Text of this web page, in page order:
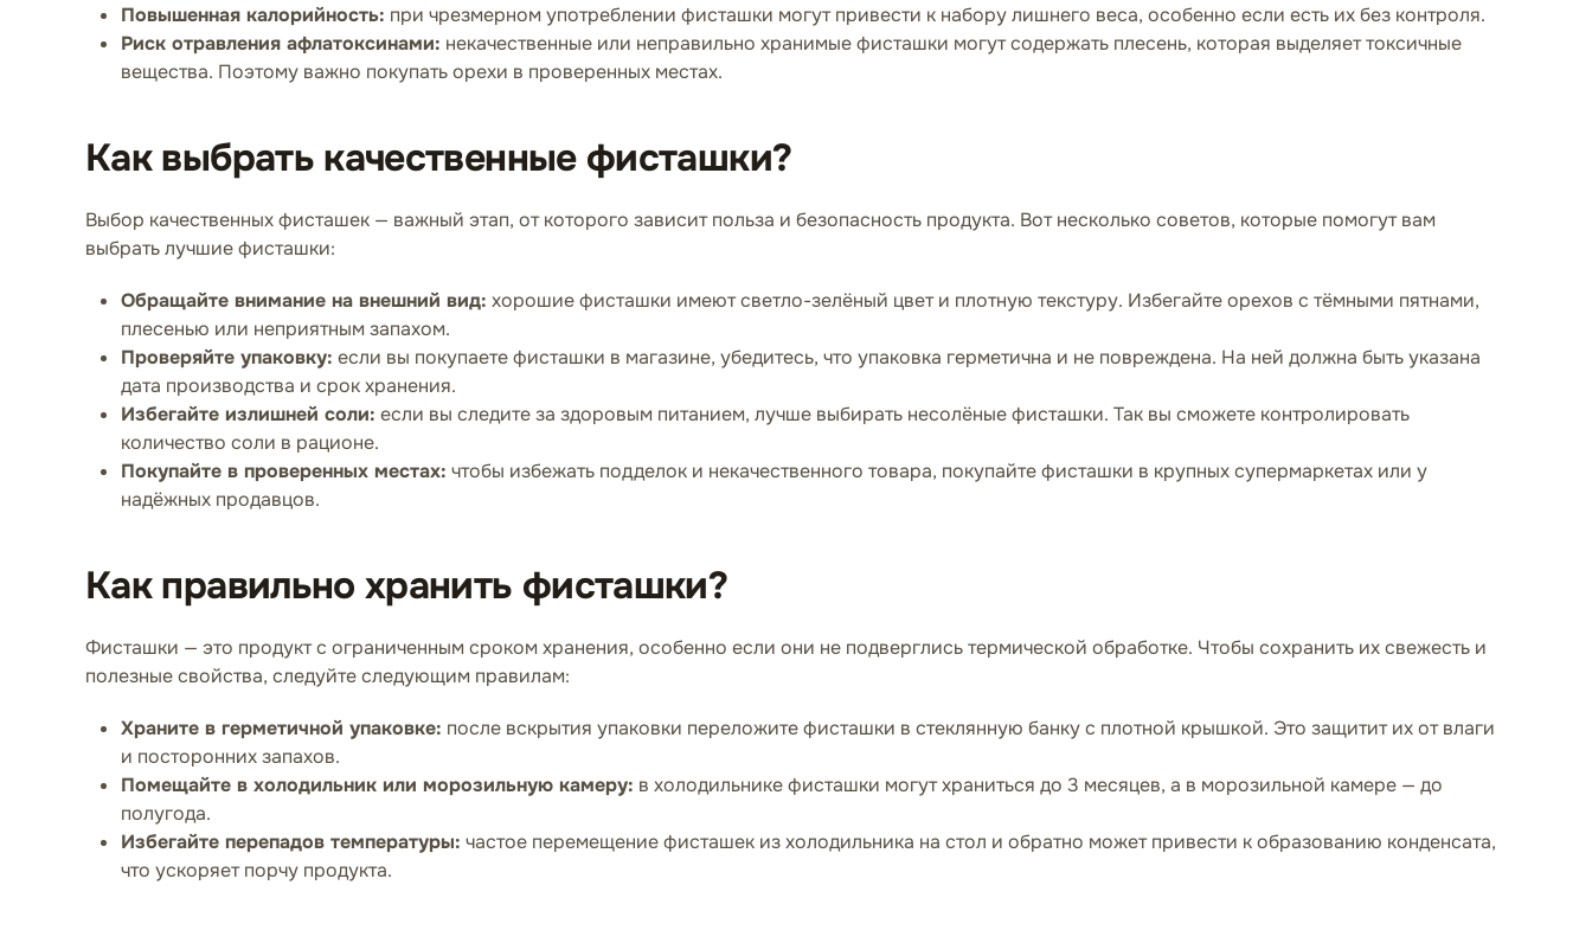
Повышенная калорийность: при чрезмерном употреблении фисташки могут привести к набору лишнего веса, особенно если есть их без контроля.
Риск отравления афлатоксинами: некачественные или неправильно хранимые фисташки могут содержать плесень, которая выделяет токсичные
вещества. Поэтому важно покупать орехи в проверенных местах.
Как выбрать качественные фисташки?
Выбор качественных фисташек — важный этап, от которого зависит польза и безопасность продукта. Вот несколько советов, которые помогут вам
выбрать лучшие фисташки:
Обращайте внимание на внешний вид: хорошие фисташки имеют светло-зелёный цвет и плотную текстуру. Избегайте орехов с тёмными пятнами,
плесенью или неприятным запахом.
Проверяйте упаковку: если вы покупаете фисташки в магазине, убедитесь, что упаковка герметична и не повреждена. На ней должна быть указана
дата производства и срок хранения.
Избегайте излишней соли: если вы следите за здоровым питанием, лучше выбирать несолёные фисташки. Так вы сможете контролировать
количество соли в рационе.
Покупайте в проверенных местах: чтобы избежать подделок и некачественного товара, покупайте фисташки в крупных супермаркетах или у
надёжных продавцов.
Как правильно хранить фисташки?
Фисташки — это продукт с ограниченным сроком хранения, особенно если они не подверглись термической обработке. Чтобы сохранить их свежесть и
полезные свойства, следуйте следующим правилам:
Храните в герметичной упаковке: после вскрытия упаковки переложите фисташки в стеклянную банку с плотной крышкой. Это защитит их от влаги
и посторонних запахов.
Помещайте в холодильник или морозильную камеру: в холодильнике фисташки могут храниться до 3 месяцев, а в морозильной камере — до
полугода.
Избегайте перепадов температуры: частое перемещение фисташек из холодильника на стол и обратно может привести к образованию конденсата,
что ускоряет порчу продукта.